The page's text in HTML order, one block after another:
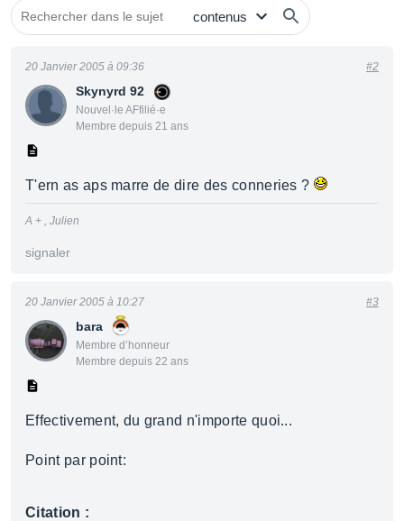
Skynyrd 92
Nouvel·le AFfilié·e
Membre depuis 21 ans
20 Janvier 2005 à 09:36 #2
T'ern as aps marre de dire des conneries ?
A + , Julien
signaler
bara
Membre d’honneur
Membre depuis 22 ans
20 Janvier 2005 à 10:27 #3
Effectivement, du grand n'importe quoi...
Point par point:
Citation :